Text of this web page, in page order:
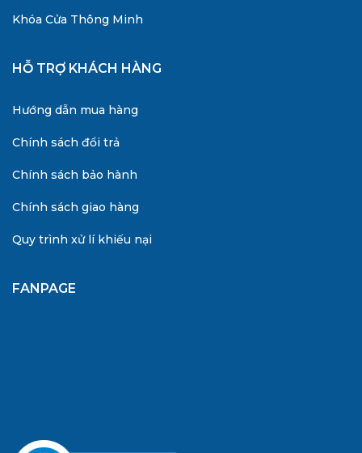
Khóa Cửa Thông Minh
HỖ TRỢ KHÁCH HÀNG
Hướng dẫn mua hàng
Chính sách đổi trả
Chính sách bảo hành
Chính sách giao hàng
Quy trình xử lí khiếu nại
FANPAGE